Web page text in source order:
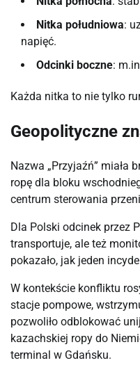
Nitka południowa:
napięć.
Odcinki boczne:
Każda nitka to nie tylko
Geopolityczne
Nazwa „Przyjaźń” miała
ropę dla bloku
centrum sterowania
Dla Polski odcinek przez
transportuje, ale też
pokazało, jak jeden
W kontekście konfliktu
stacje pompowe,
pozwoliło odblokować
kazachskiej ropy do
terminal w Gdańsku.